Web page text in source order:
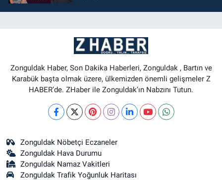
Zonguldak Haber, Son Dakika Haberleri, Zonguldak , Bartın ve
Karabük başta olmak üzere, ülkemizden önemli gelişmeler Z
HABER’de. ZHaber ile Zonguldak’ın Nabzını Tutun.
Zonguldak Nöbetçi Eczaneler
Zonguldak Hava Durumu
Zonguldak Namaz Vakitleri
Zonguldak Trafik Yoğunluk Haritası